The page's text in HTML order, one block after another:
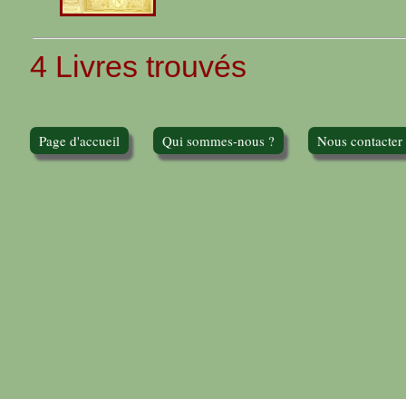
4 Livres trouvés
Page d'accueil Qui sommes-nous ? Nous contacter